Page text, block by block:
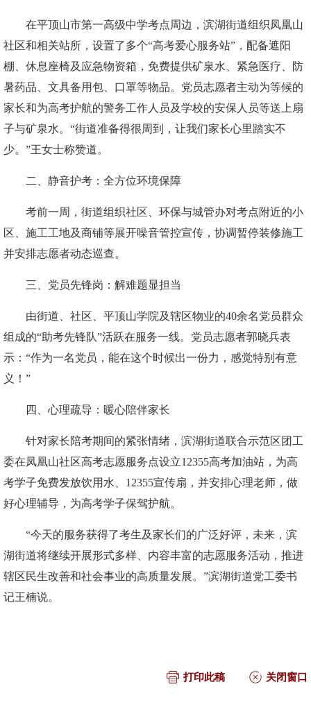
在平顶山市第一高级中学考点周边，滨湖街道组织凤凰山
社区和相关站所，设置了多个“高考爱心服务站”，配备遮阳
棚、休息座椅及应急物资箱，免费提供矿泉水、紧急医疗、防
暑药品、文具备用包、口罩等物品。党员志愿者主动为等候的
家长和为高考护航的警务工作人员及学校的安保人员等送上扇
子与矿泉水。“街道准备得很周到，让我们家长心里踏实不
少。”王女士称赞道。
二、静音护考：全方位环境保障
考前一周，街道组织社区、环保与城管办对考点附近的小
区、施工工地及商铺等展开噪音管控宣传，协调暂停装修施工
并安排志愿者动态巡查。
三、党员先锋岗：解难题显担当
由街道、社区、平顶山学院及辖区物业的40余名党员群众
组成的“助考先锋队”活跃在服务一线。党员志愿者郭晓兵表
示：“作为一名党员，能在这个时候出一份力，感觉特别有意
义！”
四、心理疏导：暖心陪伴家长
针对家长陪考期间的紧张情绪，滨湖街道联合示范区团工
委在凤凰山社区高考志愿服务点设立12355高考加油站，为高
考学子免费发放饮用水、12355宣传扇，并安排心理老师，做
好心理辅导，为高考学子保驾护航。
“今天的服务获得了考生及家长们的广泛好评，未来，滨
湖街道将继续开展形式多样、内容丰富的志愿服务活动，推进
辖区民生改善和社会事业的高质量发展。”滨湖街道党工委书
记王楠说。
打印此稿 关闭窗口